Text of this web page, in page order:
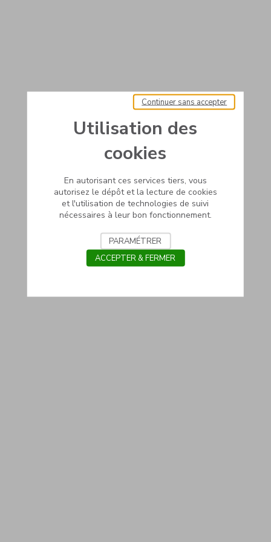
Utilisation des
cookies
En autorisant ces services tiers, vous
autorisez le dépôt et la lecture de cookies
et l'utilisation de technologies de suivi
nécessaires à leur bon fonctionnement.
Continuer sans accepter
PARAMÉTRER
ACCEPTER & FERMER